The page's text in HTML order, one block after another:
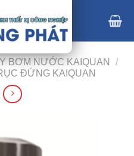
BƠM NƯỚC KAIQUAN
/
ĐỨNG KAIQUAN